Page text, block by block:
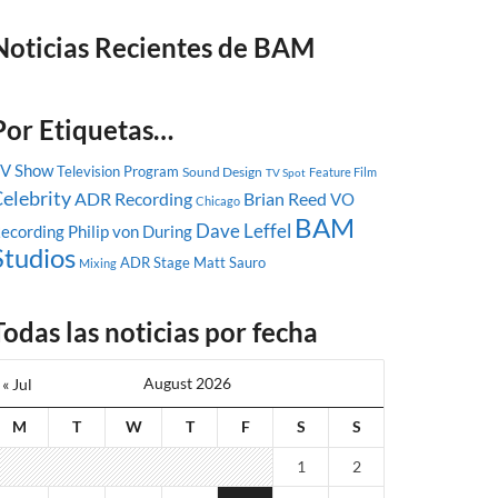
Recientes de BAM
Etiquetas…
ShowTelevision Program Sound Design TV Spot Feature Film
ADR Recording Chicago Brian Reed VO
Philip von During Dave Leffel BAM
Mixing ADR Stage Matt Sauro
las noticias por fecha
August 2026
M T W T F S S
« Jul
1 2